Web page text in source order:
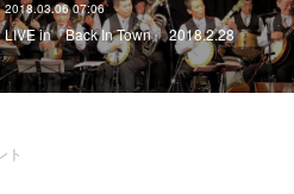
2018.03.06 07:06
LIVE in『Back In Town』 2018.2.28
ト